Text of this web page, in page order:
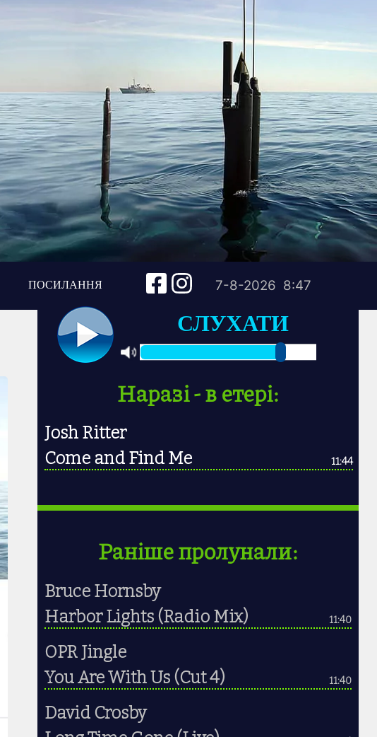
ПОСИЛАННЯ
СЛУХАТИ
Наразі - в етері:
Josh Ritter
Come and Find Me
11:44
Раніше пролунали:
Bruce Hornsby
Harbor Lights (Radio Mix)
11:40
OPR Jingle
You Are With Us (Cut 4)
11:40
David Crosby